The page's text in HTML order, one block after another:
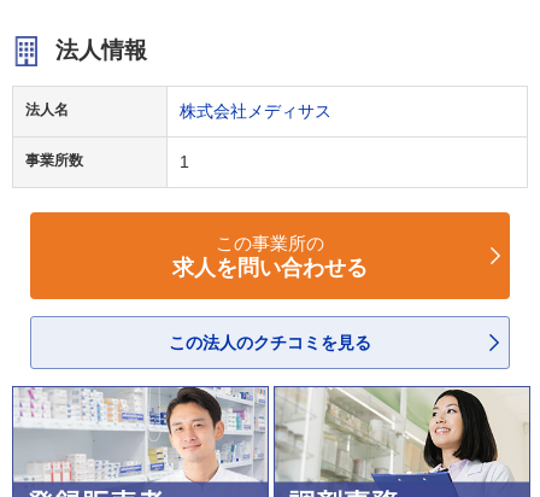
法人情報
法人名 株式会社メディサス
事業所数 1
この事業所の
求人を問い合わせる
この法人のクチコミを見る